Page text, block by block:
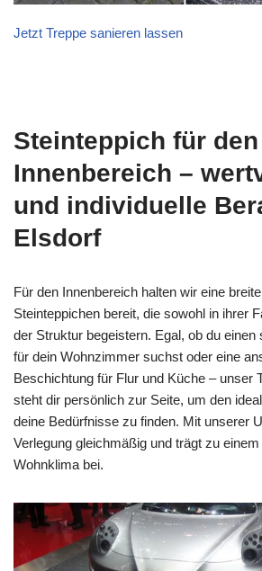
Jetzt Treppe sanieren lassen
Steinteppich für den
Innenbereich –
und individuelle
Elsdorf
Für den Innenbereich halten wir eine
Steinteppichen bereit, die sowohl in ihrer
der Struktur begeistern. Egal, ob du einen
für dein Wohnzimmer suchst oder eine
Beschichtung für Flur und Küche – unser
steht dir persönlich zur Seite, um den
deine Bedürfnisse zu finden. Mit unserer
Verlegung gleichmäßig und trägt zu
Wohnklima bei.